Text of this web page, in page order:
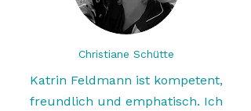
Christiane Schütte
Katrin Feldmann ist kompetent,
freundlich und emphatisch. Ich